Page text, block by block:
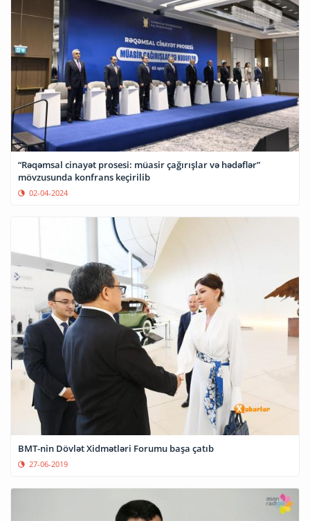
“Rəqəmsal cinayət prosesi: müasir çağırışlar və hədəflər”
mövzusunda konfrans keçirilib
02-04-2024
BMT-nin Dövlət Xidmətləri Forumu başa çatıb
27-06-2019